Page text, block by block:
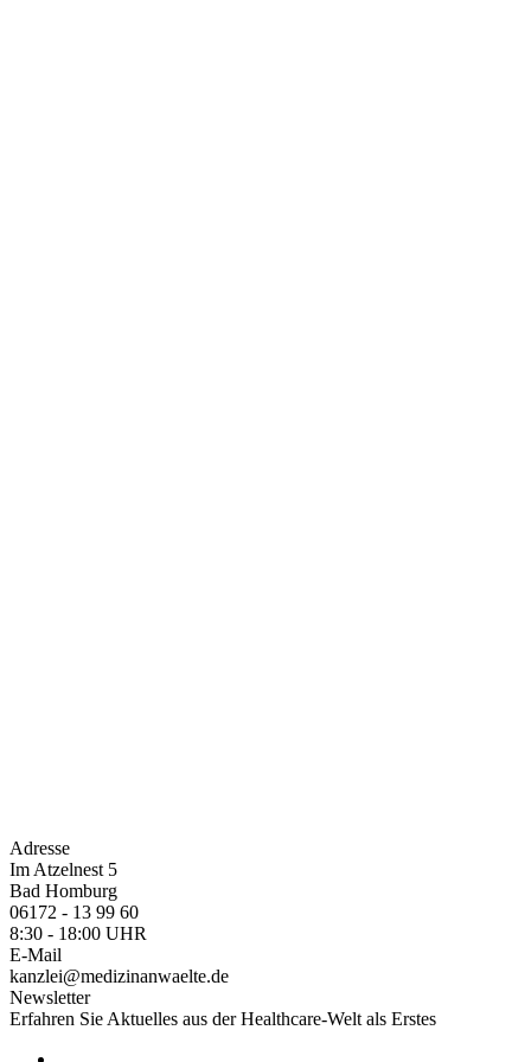
Adresse
Im Atzelnest 5
Bad Homburg
06172 - 13 99 60
8:30 - 18:00 UHR
E-Mail
kanzlei@medizinanwaelte.de
Newsletter
Erfahren Sie Aktuelles aus der Healthcare-Welt als Erstes